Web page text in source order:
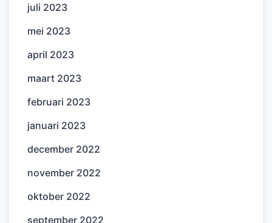
juli 2023
mei 2023
april 2023
maart 2023
februari 2023
januari 2023
december 2022
november 2022
oktober 2022
september 2022